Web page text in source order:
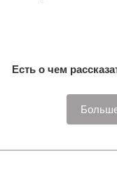
Есть о чем